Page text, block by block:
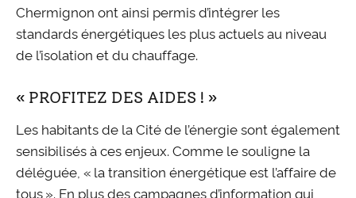
Chermignon ont ainsi permis d’intégrer les
standards énergétiques les plus actuels au niveau
de l’isolation et du chauffage.
« PROFITEZ DES AIDES ! »
Les habitants de la Cité de l’énergie sont également
sensibilisés à ces enjeux. Comme le souligne la
déléguée, « la transition énergétique est l’affaire de
tous ». En plus des campagnes d’information qui